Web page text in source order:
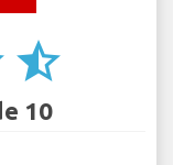
star_half
10